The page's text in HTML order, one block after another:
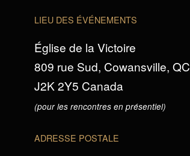
LIEU DES ÉVÉNEMENTS
Église de la Victoire
809 rue Sud, Cowansville, QC
J2K 2Y5 Canada
(pour les rencontres en présentiel)
ADRESSE POSTALE